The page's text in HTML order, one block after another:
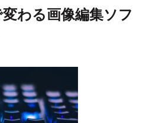
わる画像編集ソフ